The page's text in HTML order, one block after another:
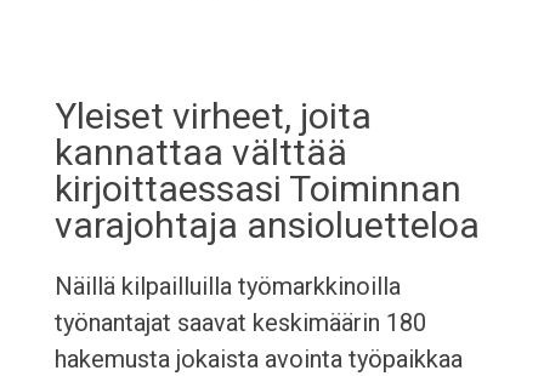
Yleiset virheet, joita
kannattaa välttää
kirjoittaessasi Toiminnan
varajohtaja ansioluetteloa
Näillä kilpailluilla työmarkkinoilla
työnantajat saavat keskimäärin 180
hakemusta jokaista avointa työpaikkaa